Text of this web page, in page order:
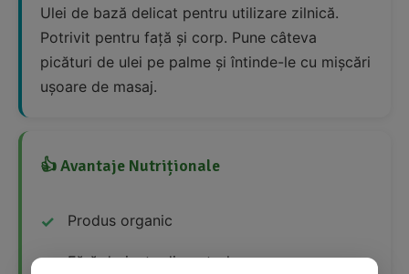
Ulei de bază delicat pentru utilizare zilnică.
Potrivit pentru față și corp. Pune câteva
picături de ulei pe palme și întinde-le cu mișcări
ușoare de masaj.
👍 Avantaje Nutriționale
Produs organic
Fără derivate din petrol